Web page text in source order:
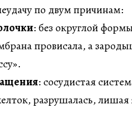
по двум причинам:
: без округлой
провисала, а
: сосудистая
разрушалась,